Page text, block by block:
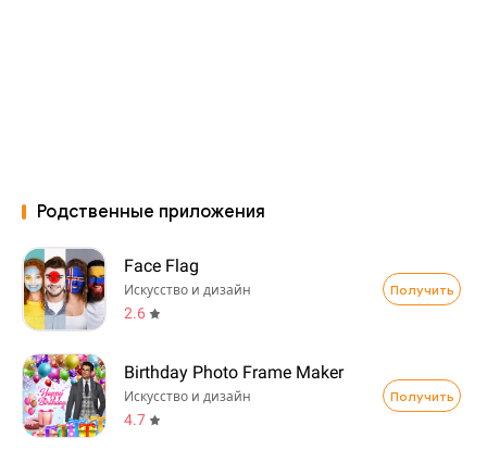
Родственные приложения
Face Flag
Искусство и дизайн
2.6
Получить
Birthday Photo Frame Maker
Искусство и дизайн
4.7
Получить